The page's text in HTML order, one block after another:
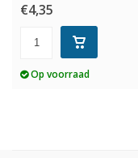
€4,35
Op voorraad